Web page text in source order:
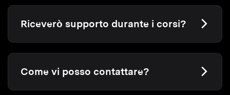
Riceverò supporto durante i corsi?
Come vi posso contattare?